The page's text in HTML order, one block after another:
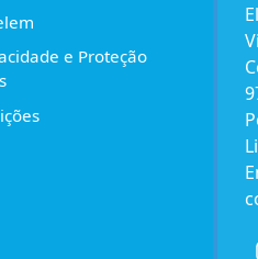
e Proteção